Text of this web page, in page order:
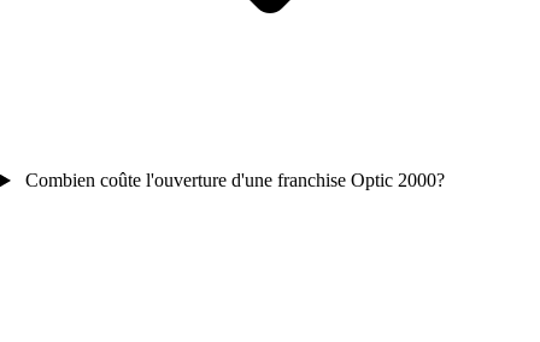
Combien coûte l'ouverture d'une franchise Optic 2000?